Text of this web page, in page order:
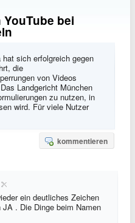
bei
sich erfolgreich gegen
die
von Videos
Landgericht München
zu nutzen, in
wird. Für viele Nutzer
kommentieren
ein deutliches Zeichen
. Die Dinge beim Namen